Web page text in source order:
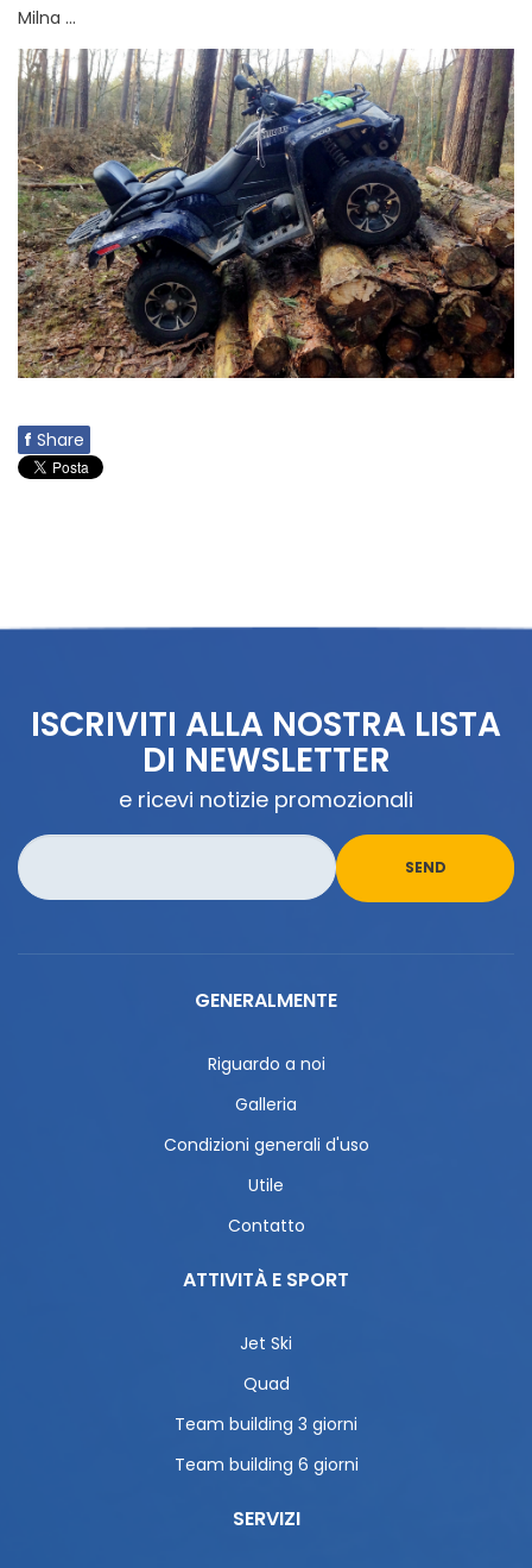
Milna ...
f Share
ISCRIVITI ALLA NOSTRA LISTA
DI NEWSLETTER
e ricevi notizie promozionali
GENERALMENTE
Riguardo a noi
Galleria
Condizioni generali d'uso
Utile
Contatto
ATTIVITÀ E SPORT
Jet Ski
Quad
Team building 3 giorni
Team building 6 giorni
SERVIZI